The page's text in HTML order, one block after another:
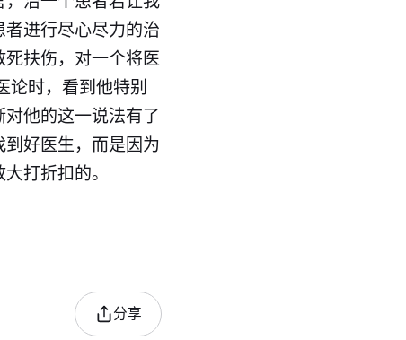
进行尽心尽力的治
扶伤，对一个将医
论时，看到他特别
他的这一说法有了
好医生，而是因为
打折扣的。
分享